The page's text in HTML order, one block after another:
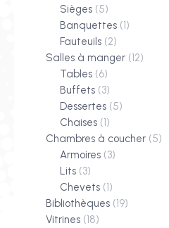
Sièges (5)
Banquettes (1)
Fauteuils (2)
Salles à manger (12)
Tables (6)
Buffets (3)
Dessertes (5)
Chaises (1)
Chambres à coucher (5)
Armoires (3)
Lits (3)
Chevets (1)
Bibliothèques (19)
Vitrines (18)